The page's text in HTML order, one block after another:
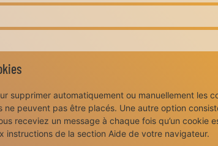
supprimer automatiquement ou manuellement les
peuvent pas être placés. Une autre option
receviez un message à chaque fois qu’un cookie
instructions de la section Aide de votre navigateur.